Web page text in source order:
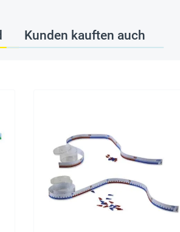
Kunden kauften auch